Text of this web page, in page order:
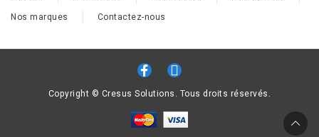
Nos marques
Contactez-nous
Copyright © Cresus Solutions. Tous droits réservés.